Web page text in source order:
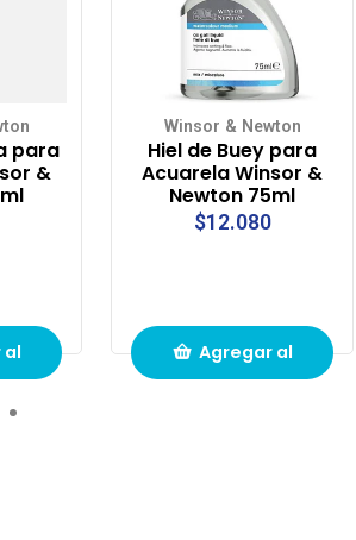
para
&
al
Winsor & Newton
Hiel de Buey para
Acuarela Winsor &
Newton 75ml
$12.080
Agregar al